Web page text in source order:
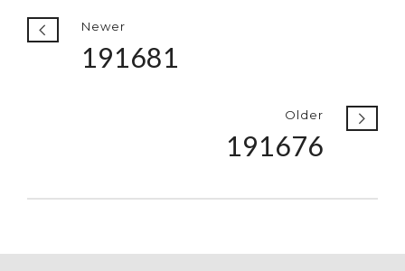
Newer
191681
Older
191676